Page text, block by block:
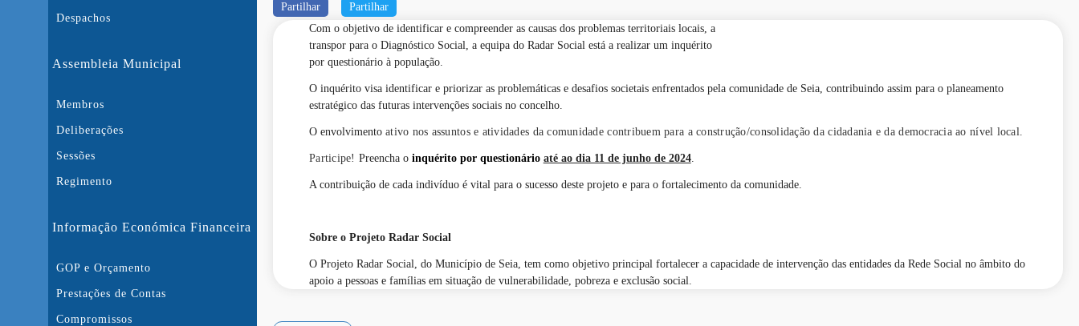
Despachos
Assembleia Municipal
Membros
Deliberações
Sessões
Regimento
Informação Económica Financeira
GOP e Orçamento
Prestações de Contas
Compromissos
Partilhar
Partilhar
Com o objetivo de identificar e compreender as causas dos problemas territoriais locais, a
transpor para o Diagnóstico Social, a equipa do Radar Social está a realizar um inquérito
por questionário à população.
O inquérito visa identificar e priorizar as problemáticas e desafios societais enfrentados pela comunidade de Seia, contribuindo assim para o planeamento
estratégico das futuras intervenções sociais no concelho.
O envolvimento ativo nos assuntos e atividades da comunidade contribuem para a construção/consolidação da cidadania e da democracia ao nível local.
Participe! Preencha o inquérito por questionário até ao dia 11 de junho de 2024.
A contribuição de cada indivíduo é vital para o sucesso deste projeto e para o fortalecimento da comunidade.
Sobre o Projeto Radar Social
O Projeto Radar Social, do Município de Seia, tem como objetivo principal fortalecer a capacidade de intervenção das entidades da Rede Social no âmbito do
apoio a pessoas e famílias em situação de vulnerabilidade, pobreza e exclusão social.